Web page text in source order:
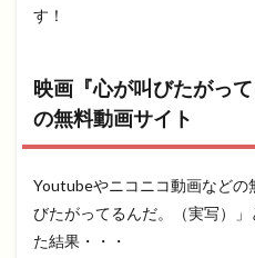
す！
映画『心が叫びたがって
の無料動画サイト
Youtubeやニコニコ動画などの
びたがってるんだ。（実写）
た結果・・・